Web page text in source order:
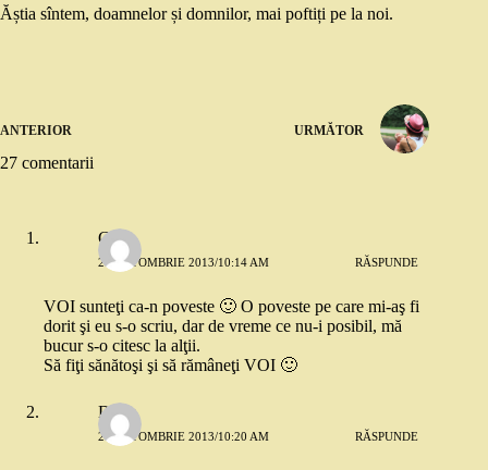
Ăștia sîntem, doamnelor și domnilor, mai poftiți pe la noi.
ANTERIOR URMĂTOR
27 comentarii
Greta
21 OCTOMBRIE 2013/10:14 AM RĂSPUNDE
VOI sunteţi ca-n poveste 🙂 O poveste pe care mi-aş fi
dorit şi eu s-o scriu, dar de vreme ce nu-i posibil, mă
bucur s-o citesc la alţii.
Să fiţi sănătoşi şi să rămâneţi VOI 🙂
Doris
21 OCTOMBRIE 2013/10:20 AM RĂSPUNDE